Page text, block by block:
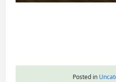
Posted in